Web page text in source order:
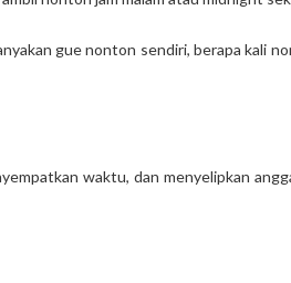
gue nonton sendiri, berapa kali
waktu, dan menyelipkan